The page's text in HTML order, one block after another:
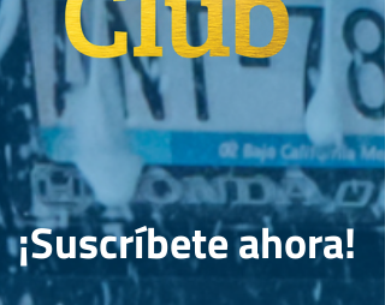
¡Suscríbete ahora!